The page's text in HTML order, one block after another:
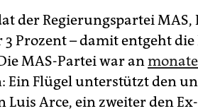
der Regierungspartei
3 Prozent – damit entgeht
MAS-Partei war an
Ein Flügel unterstützt den
Luis Arce, ein zweiter den